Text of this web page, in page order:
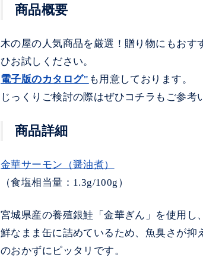
商品概要
木の屋の人気商品を厳選！贈り物にもお
ひお試しください。
電子版のカタログ" も用意しております。
じっくりご検討の際はぜひコチラもご参考
商品詳細
金華サーモン（醤油煮）
（食塩相当量：1.3g/100g）
宮城県産の養殖銀鮭「金華ぎん」を使用
鮮なまま缶に詰めているため、魚臭さが
のおかずにピッタリです。